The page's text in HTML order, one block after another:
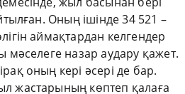
Оның ішінде 34 521 –
аймақтардан келгендер
мәселеге назар аудару қажет.
оның кері әсері де бар.
жастарының көптеп қалаға